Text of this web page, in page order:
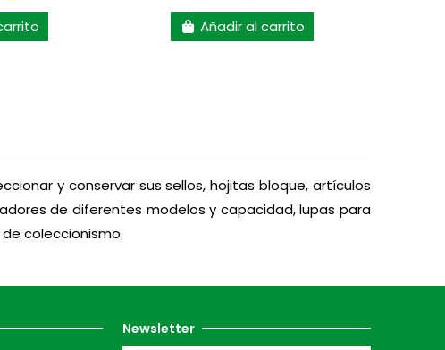
Añadir al carrito
y conservar sus sellos, hojitas bloque, artículos
de diferentes modelos y capacidad, lupas para
coleccionismo.
Newsletter